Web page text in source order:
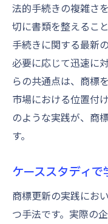
法的手続きの複雑さ
切に書類を整えるこ
手続きに関する最新
必要に応じて迅速に
らの共通点は、商標
市場における位置付
のような実践が、商
す。
ケーススタディ
商標更新の実践にお
つ手法です。実際の